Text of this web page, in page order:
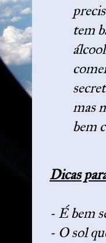
tem
mas
bem
Dicas
- É bem
- O sol